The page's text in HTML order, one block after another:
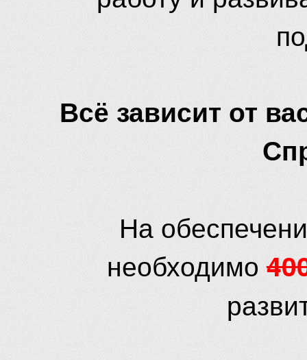
Всё зависит от
На
необходимо